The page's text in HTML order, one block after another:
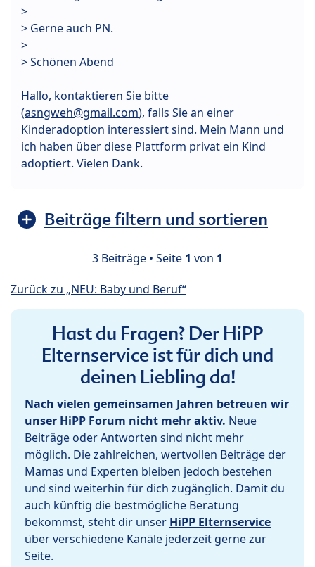
>
> Gerne auch PN.
>
> Schönen Abend
Hallo, kontaktieren Sie bitte
(asngweh@gmail.com), falls Sie an einer
Kinderadoption interessiert sind. Mein Mann und
ich haben über diese Plattform privat ein Kind
adoptiert. Vielen Dank.
Beiträge filtern und sortieren
3 Beiträge • Seite 1 von 1
Zurück zu „NEU: Baby und Beruf“
Hast du Fragen? Der HiPP
Elternservice ist für dich und
deinen Liebling da!
Nach vielen gemeinsamen Jahren betreuen wir
unser HiPP Forum nicht mehr aktiv. Neue
Beiträge oder Antworten sind nicht mehr
möglich. Die zahlreichen, wertvollen Beiträge der
Mamas und Experten bleiben jedoch bestehen
und sind weiterhin für dich zugänglich. Damit du
auch künftig die bestmögliche Beratung
bekommst, steht dir unser HiPP Elternservice
über verschiedene Kanäle jederzeit gerne zur
Seite.